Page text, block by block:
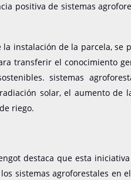
positiva de sistemas
la instalación de la parcela, se
transferir el conocimiento
sistemas
solar, el aumento de
riego.
destaca que esta
sistemas agroforestales en